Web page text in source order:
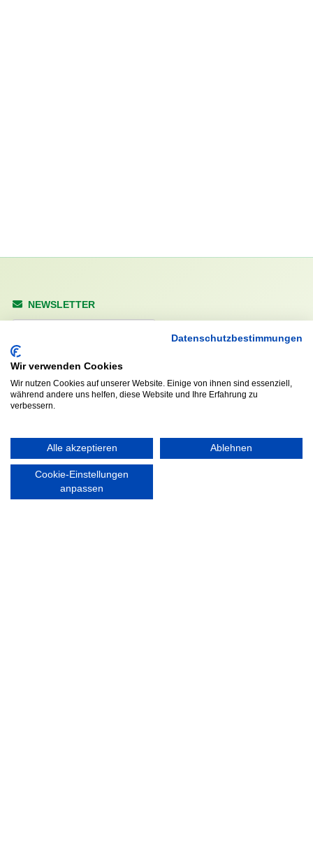
NEWSLETTER
Abonnieren
KONTAKT
Walddörfer Sportverein
Halenreie 32-34
Tel. 040 / 64 50 62 - 0
ÖFFNUNGS- UND
SERVICEZEITEN:
Datenschutzbestimmungen
Wir verwenden Cookies
Wir nutzen Cookies auf unserer Website. Einige von ihnen sind essenziell,
während andere uns helfen, diese Website und Ihre Erfahrung zu
verbessern.
Alle akzeptieren Ablehnen
Cookie-Einstellungen
anpassen